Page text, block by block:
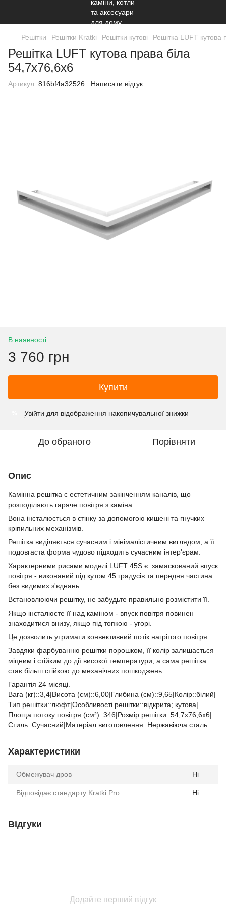
Решітки Решітки Kratki Решітки кутові Решітка LUFT
Решітка LUFT кутова права біла
54,7x76,6x6
Артикул: 816bf4a32526 Написати відгук
В наявності
3 760 грн
Купити
Увійти для відображення накопичувальної знижки
До обраного Порівняти
Опис
Камінна решітка є естетичним закінченням каналів, що
розподіляють гаряче повітря з каміна.
Вона інсталюється в стінку за допомогою кишені та гнучких
кріпильних механізмів.
Решітка виділяється сучасним і мінімалістичним виглядом, а її
подовгаста форма чудово підходить сучасним інтер'єрам.
Характерними рисами моделі LUFT 45S є: замаскований впуск
повітря - виконаний під кутом 45 градусів та передня частина
без видимих з'єднань.
Встановлюючи решітку, не забудьте правильно розмістити її.
Якщо інсталюєте її над каміном - впуск повітря повинен
знаходитися внизу, якщо під топкою - угорі.
Це дозволить утримати конвективний потік нагрітого повітря.
Завдяки фарбуванню решітки порошком, її колір залишається
міцним і стійким до дії високої температури, а сама решітка
стає більш стійкою до механічних пошкоджень.
Гарантія 24 місяці.
Вага (кг)::3,4|Висота (см)::6,00|Глибина (см)::9,65|Колір::білий|
Тип решітки::люфт|Особливості решітки::відкрита; кутова|
Площа потоку повітря (см²)::346|Розмір решітки::54,7x76,6x6|
Стиль::Cучасний|Матеріал виготовлення::Нержавіюча сталь
Характеристики
Обмежувач дров Ні
Відповідає стандарту Kratki Pro Ні
Відгуки
Додайте перший відгук